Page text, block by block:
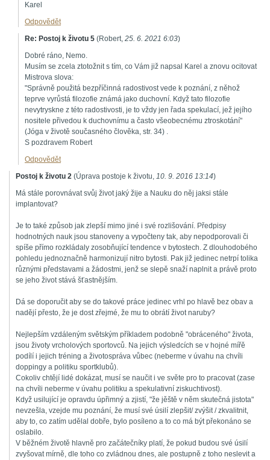
Karel
Odpovědět
Re: Postoj k životu 5 (Robert, 25. 6. 2021 6:03)
Dobré ráno, Nemo.
Musím se zcela ztotožnit s tím, co Vám již napsal Karel a znovu ocitovat
Mistrova slova:
"Správně použitá bezpříčinná radostivost vede k poznání, z něhož
teprve vyrůstá filozofie známá jako duchovní. Když tato filozofie
nevytryskne z této radostivosti, je to vždy jen řada spekulací, jež jejího
nositele přivedou k duchovnímu a často všeobecnému ztroskotání"
(Jóga v životě současného člověka, str. 34) .
S pozdravem Robert
Odpovědět
Postoj k životu 2 (Úprava postoje k životu, 10. 9. 2016 13:14)
Má stále porovnávat svůj život jaký žije a Nauku do něj jaksi stále
implantovat?
Je to také způsob jak zlepší mimo jiné i své rozlišování. Předpisy
hodnotných nauk jsou stanoveny a vypočteny tak, aby nepodporovali či
spíše přímo rozkládaly zosobňující tendence v bytostech. Z dlouhodobého
pohledu jednoznačně harmonizují nitro bytosti. Pak již jedinec netrpí tolika
různými představami a žádostmi, jenž se slepě snaží naplnit a právě proto
se jeho život stává šťastnějším.
Dá se doporučit aby se do takové práce jedinec vrhl po hlavě bez obav a
nadějí přesto, že je dost zřejmé, že mu to obrátí život naruby?
Nejlepším vzdáleným světským příkladem podobně "obráceného" života,
jsou životy vrcholových sportovců. Na jejich výsledcích se v hojné mířě
podílí i jejich tréning a životospráva vůbec (neberme v úvahu na chvíli
doppingy a politiku sportklubů).
Cokoliv chtějí lidé dokázat, musí se naučit i ve světe pro to pracovat (zase
na chvíli neberme v úvahu politiku a spekulativní ziskuchtivost).
Když usilující je opravdu úpřimný a zjistí, "že jěště v něm skutečná jistota"
nevzešla, vzejde mu poznání, že musí své úsilí zlepšit/ zvýšit / zkvalitnit,
aby to, co zatím udělal dobře, bylo posíleno a to co má být překonáno se
oslabilo.
V běžném životě hlavně pro začátečníky platí, že pokud budou své úsilí
zvyšovat mírně, dle toho co zvládnou dnes, ale postupně z toho neslevit a